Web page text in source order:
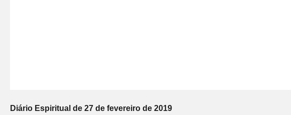
Diário Espiritual de 27 de fevereiro de 2019